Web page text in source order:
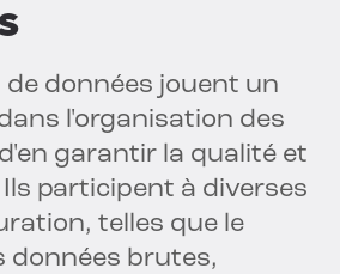
données jouent un
l'organisation des
garantir la qualité et
participent à diverses
telles que le
données brutes,